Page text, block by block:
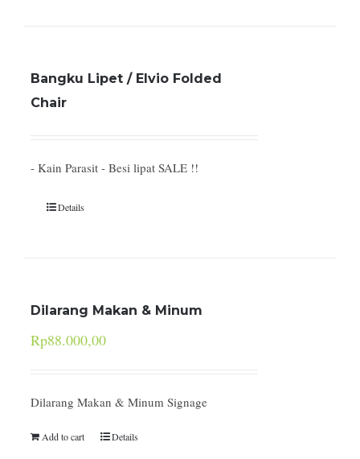
Bangku Lipet / Elvio Folded
Chair
- Kain Parasit - Besi lipat SALE !!
Details
Dilarang Makan & Minum
Rp88.000,00
Dilarang Makan & Minum Signage
Add to cart Details